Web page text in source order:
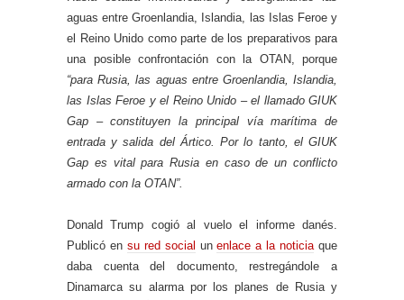
aguas entre Groenlandia, Islandia, las Islas Feroe y
el Reino Unido como parte de los preparativos para
una posible confrontación con la OTAN, porque
“para Rusia, las aguas entre Groenlandia, Islandia,
las Islas Feroe y el Reino Unido – el llamado GIUK
Gap – constituyen la principal vía marítima de
entrada y salida del Ártico. Por lo tanto, el GIUK
Gap es vital para Rusia en caso de un conflicto
armado con la OTAN”.
Donald Trump cogió al vuelo el informe danés.
Publicó en su red social unenlace a la noticiaque
daba cuenta del documento, restregándole a
Dinamarca su alarma por los planes de Rusia y